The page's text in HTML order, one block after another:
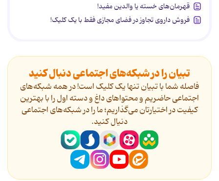
قهرمان‌های خسته یا والدین مفید!
فروش داروی تجاوز در فضای مجازی فقط با یک کلیک!
تبیان را در شبکه‌های اجتماعی دنبال کنید
فاصله شما با تبیان تنها یک کلیک است! در همه شبکه‌های
اجتماعی حاضریم و محتواهای داغ و دسته اول را با بهترین
کیفیت در اختیارتان می‌گذاریم؛ ما را در شبکه‌های اجتماعی
دنیال کنید.